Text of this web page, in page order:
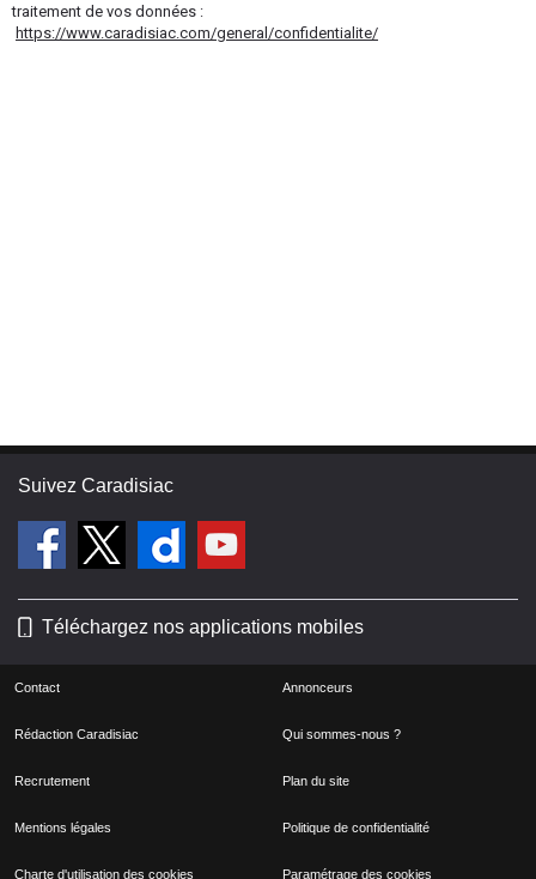
traitement de vos données :
https://www.caradisiac.com/general/confidentialite/
Suivez Caradisiac
Téléchargez nos applications mobiles
Contact Annonceurs
Rédaction Caradisiac Qui sommes-nous ?
Recrutement Plan du site
Mentions légales Politique de confidentialité
Charte d'utilisation des cookies Paramétrage des cookies